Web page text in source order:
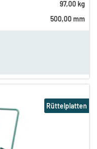
97,00 kg
500,00 mm
Rüttelplatten